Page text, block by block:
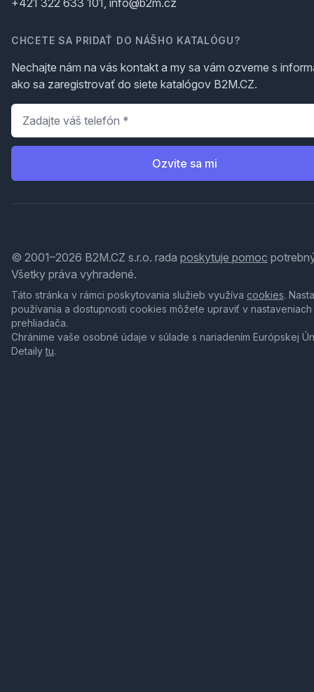
CHCETE SA PRIDAŤ DO NÁŠHO KATALÓGU?
Nechajte nám na vás kontakt a my sa vám ozveme s
ako sa zaregistrovať do siete katalógov B2M.CZ.
Telefón
Ozvite sa mi
© 2001–2026 B2M.CZ s.r.o. rada poskytuje pomoc
Všetky práva vyhradené.
Táto stránka v rámci poskytovania služieb využíva cookies.
používania a dostupnosti cookies môžete upraviť v nastaveniach
prehliadača.
Chránime vaše osobné údaje v súlade s nariadením Európskej
Detailytu.